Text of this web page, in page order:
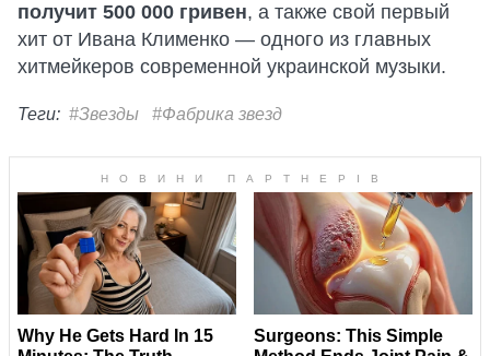
получит 500 000 гривен, а также свой первый
хит от Ивана Клименко — одного из главных
хитмейкеров современной украинской музыки.
Теги: #Звезды #Фабрика звезд